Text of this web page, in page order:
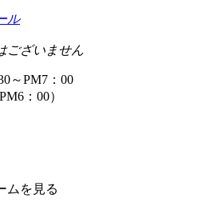
ル
ございません
～PM7：00
：00）
ムを見る